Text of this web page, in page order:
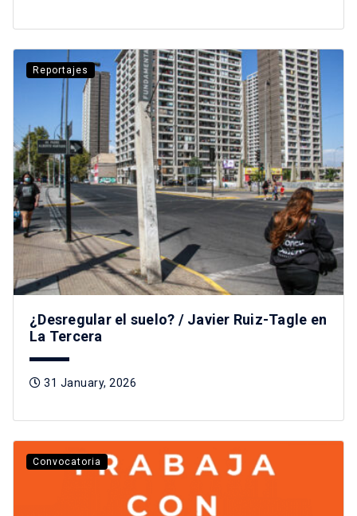
Reportajes
¿Desregular el suelo? / Javier Ruiz-Tagle en
La Tercera
31 January, 2026
Convocatoria